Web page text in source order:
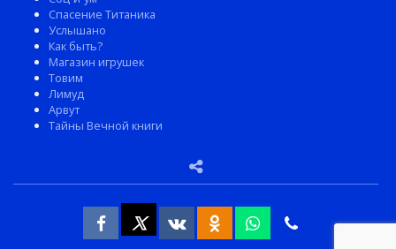
Спасение Титаника
Услышано
Как быть?
Магазин игрушек
Товим
Лимуд
Арвут
Тайны Вечной книги